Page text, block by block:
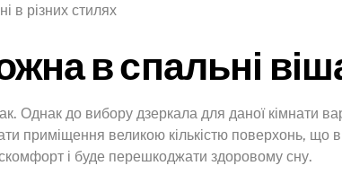
в різних стилях
в спальні
Однак до вибору дзеркала для даної кімнати
приміщення великою кількістю поверхонь, що
і буде перешкоджати здоровому сну.